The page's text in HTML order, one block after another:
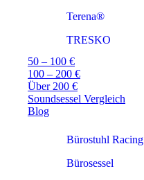
Terena®
TRESKO
50 – 100 €
100 – 200 €
Über 200 €
Soundsessel Vergleich
Blog
Bürostuhl Racing
Bürosessel